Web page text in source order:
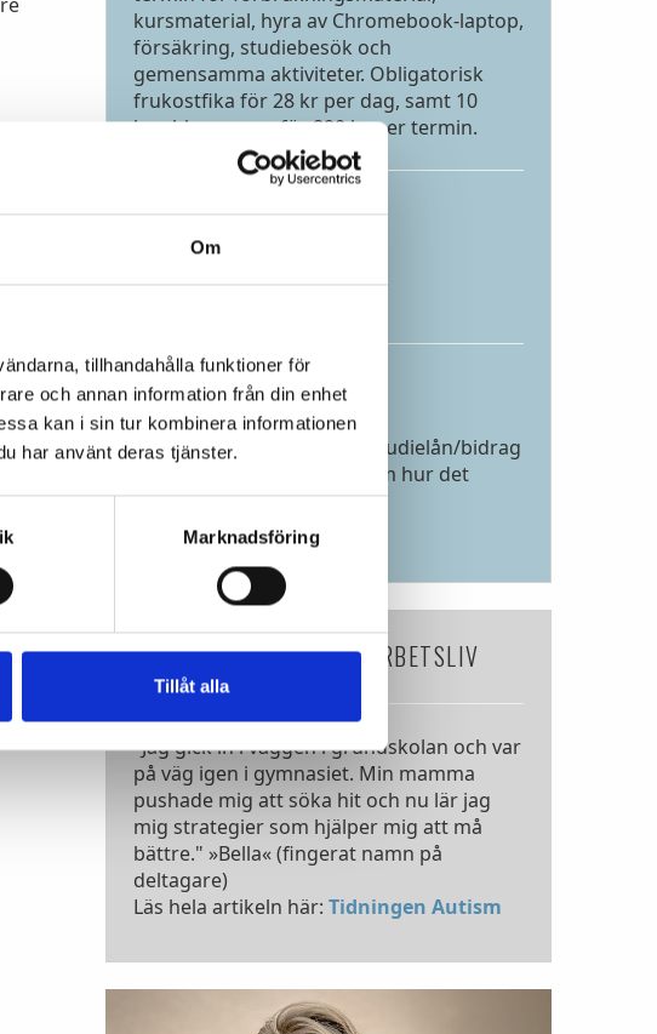
Om
tillhandahålla funktioner för
och annan information från din enhet
kan i sin tur kombinera informationen
har använt deras tjänster.
Marknadsföring
Tillåt alla
kursmaterial, hyra av Chromebook-laptop,
försäkring, studiebesök och
gemensamma aktiviteter. Obligatorisk
frukostfika för 28 kr per dag, samt 10
lunchkuponger för 890 kr per termin.
Studiemedel
Visste du att du kan söka studielån/bidrag
från CSN? Se en kort film om hur det
fungerar.
→ läs mer
TIDNINGSARTIKEL OM ARBETSLIV
"Jag gick in i väggen i grundskolan och var
på väg igen i gymnasiet. Min mamma
pushade mig att söka hit och nu lär jag
mig strategier som hjälper mig att må
bättre." »Bella« (fingerat namn på
deltagare)
Läs hela artikeln här: Tidningen Autism